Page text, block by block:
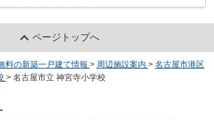
ページトップへ
料の新築一戸建て情報 > 周辺施設案内 > 名古屋市港区
> 名古屋市立 神宮寺小学校